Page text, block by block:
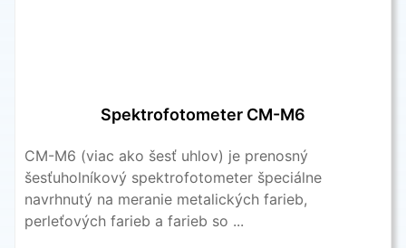
Spektrofotometer CM-M6
CM-M6 (viac ako šesť uhlov) je prenosný
šesťuholníkový spektrofotometer špeciálne
navrhnutý na meranie metalických farieb,
perleťových farieb a farieb so ...